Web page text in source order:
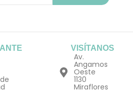
VISÍTANOS
Av.
Angamos
Oeste
1130
Miraflores